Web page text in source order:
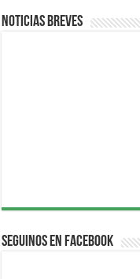
Noticias breves
Seguinos en Facebook